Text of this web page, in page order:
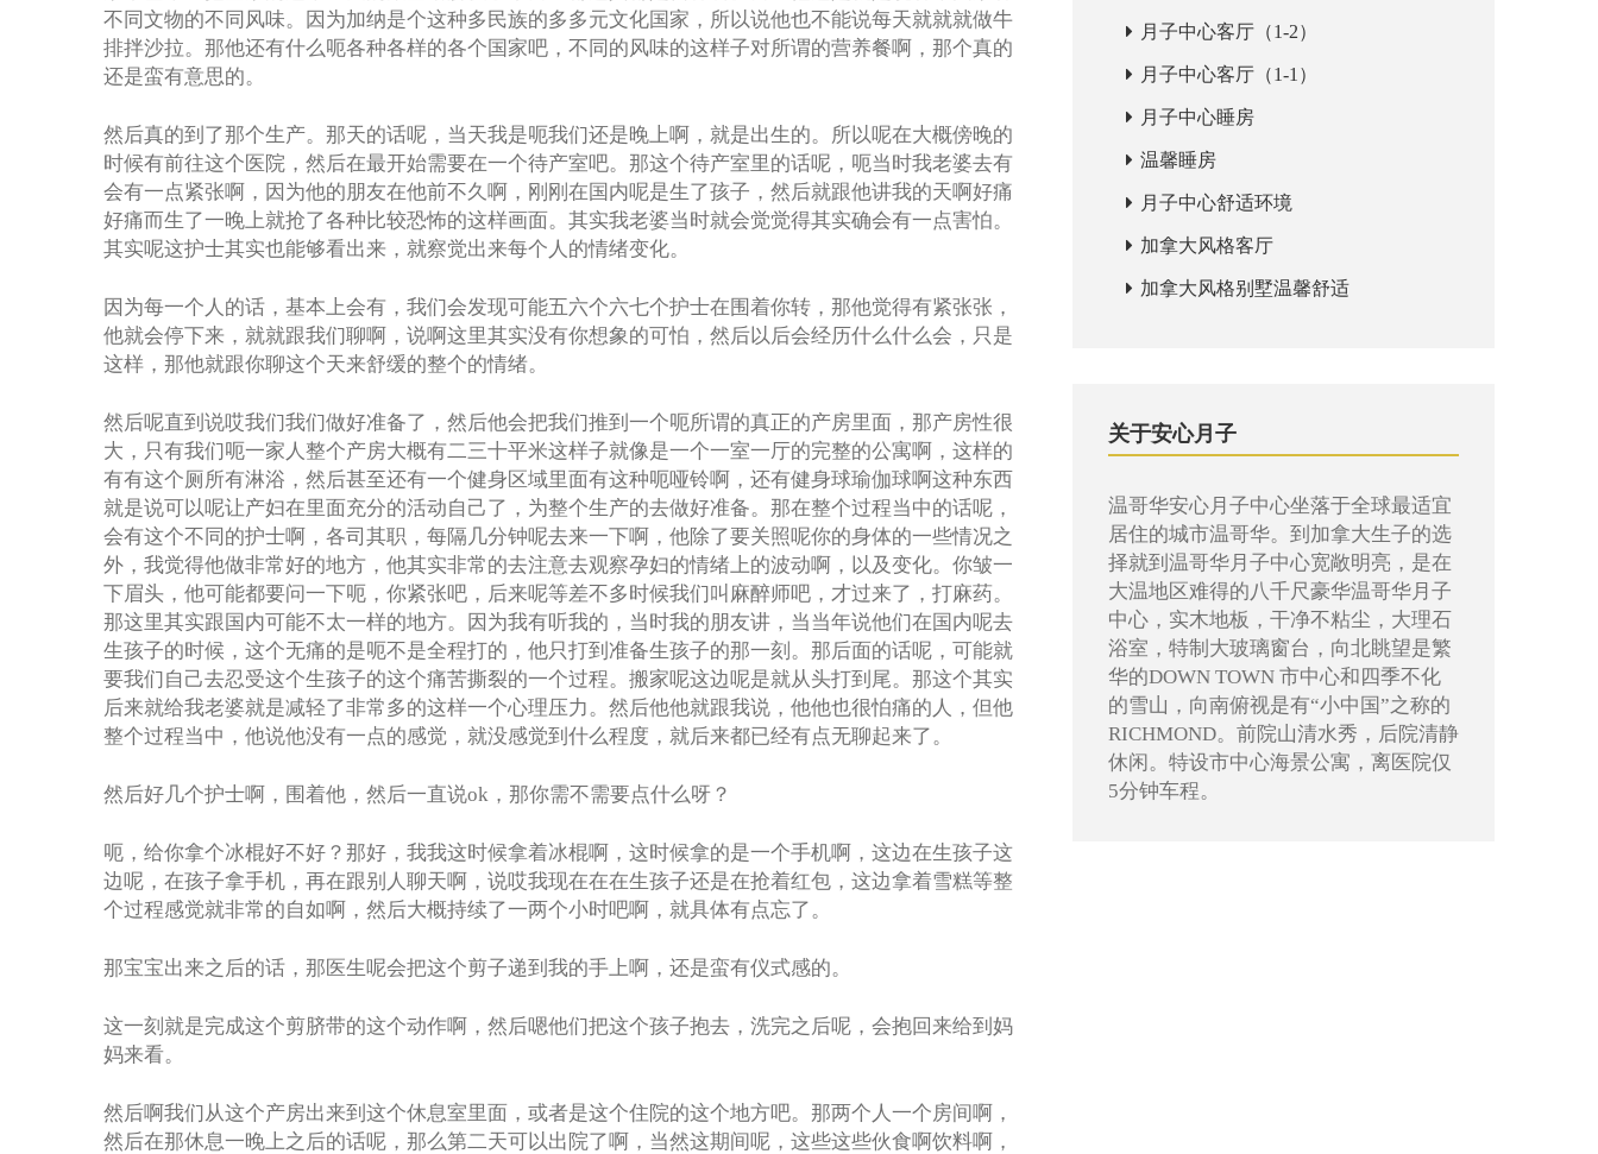
不同文物的不同风味。因为加纳是个这种多民族的多多元文化国家，所以说他也不能说每天就就就做牛
排拌沙拉。那他还有什么呃各种各样的各个国家吧，不同的风味的这样子对所谓的营养餐啊，那个真的
还是蛮有意思的。
然后真的到了那个生产。那天的话呢，当天我是呃我们还是晚上啊，就是出生的。所以呢在大概傍晚的
时候有前往这个医院，然后在最开始需要在一个待产室吧。那这个待产室里的话呢，呃当时我老婆去有
会有一点紧张啊，因为他的朋友在他前不久啊，刚刚在国内呢是生了孩子，然后就跟他讲我的天啊好痛
好痛而生了一晚上就抢了各种比较恐怖的这样画面。其实我老婆当时就会觉觉得其实确会有一点害怕。
其实呢这护士其实也能够看出来，就察觉出来每个人的情绪变化。
因为每一个人的话，基本上会有，我们会发现可能五六个六七个护士在围着你转，那他觉得有紧张张，
他就会停下来，就就跟我们聊啊，说啊这里其实没有你想象的可怕，然后以后会经历什么什么会，只是
这样，那他就跟你聊这个天来舒缓的整个的情绪。
然后呢直到说哎我们我们做好准备了，然后他会把我们推到一个呃所谓的真正的产房里面，那产房性很
大，只有我们呃一家人整个产房大概有二三十平米这样子就像是一个一室一厅的完整的公寓啊，这样的
有有这个厕所有淋浴，然后甚至还有一个健身区域里面有这种呃哑铃啊，还有健身球瑜伽球啊这种东西
就是说可以呢让产妇在里面充分的活动自己了，为整个生产的去做好准备。那在整个过程当中的话呢，
会有这个不同的护士啊，各司其职，每隔几分钟呢去来一下啊，他除了要关照呢你的身体的一些情况之
外，我觉得他做非常好的地方，他其实非常的去注意去观察孕妇的情绪上的波动啊，以及变化。你皱一
下眉头，他可能都要问一下呃，你紧张吧，后来呢等差不多时候我们叫麻醉师吧，才过来了，打麻药。
那这里其实跟国内可能不太一样的地方。因为我有听我的，当时我的朋友讲，当当年说他们在国内呢去
生孩子的时候，这个无痛的是呃不是全程打的，他只打到准备生孩子的那一刻。那后面的话呢，可能就
要我们自己去忍受这个生孩子的这个痛苦撕裂的一个过程。搬家呢这边呢是就从头打到尾。那这个其实
后来就给我老婆就是减轻了非常多的这样一个心理压力。然后他他就跟我说，他他也很怕痛的人，但他
整个过程当中，他说他没有一点的感觉，就没感觉到什么程度，就后来都已经有点无聊起来了。
然后好几个护士啊，围着他，然后一直说ok，那你需不需要点什么呀？
呃，给你拿个冰棍好不好？那好，我我这时候拿着冰棍啊，这时候拿的是一个手机啊，这边在生孩子这
边呢，在孩子拿手机，再在跟别人聊天啊，说哎我现在在在生孩子还是在抢着红包，这边拿着雪糕等整
个过程感觉就非常的自如啊，然后大概持续了一两个小时吧啊，就具体有点忘了。
那宝宝出来之后的话，那医生呢会把这个剪子递到我的手上啊，还是蛮有仪式感的。
这一刻就是完成这个剪脐带的这个动作啊，然后嗯他们把这个孩子抱去，洗完之后呢，会抱回来给到妈
妈来看。
然后啊我们从这个产房出来到这个休息室里面，或者是这个住院的这个地方吧。那两个人一个房间啊，
然后在那休息一晚上之后的话呢，那么第二天可以出院了啊，当然这期间呢，这些这些伙食啊饮料啊，
月子中心客厅（1-2）
月子中心客厅（1-1）
月子中心睡房
温馨睡房
月子中心舒适环境
加拿大风格客厅
加拿大风格别墅温馨舒适
关于安心月子
温哥华安心月子中心坐落于全球最适宜
居住的城市温哥华。到加拿大生子的选
择就到温哥华月子中心宽敞明亮，是在
大温地区难得的八千尺豪华温哥华月子
中心，实木地板，干净不粘尘，大理石
浴室，特制大玻璃窗台，向北眺望是繁
华的DOWN TOWN 市中心和四季不化
的雪山，向南俯视是有“小中国”之称的
RICHMOND。前院山清水秀，后院清静
休闲。特设市中心海景公寓，离医院仅
5分钟车程。